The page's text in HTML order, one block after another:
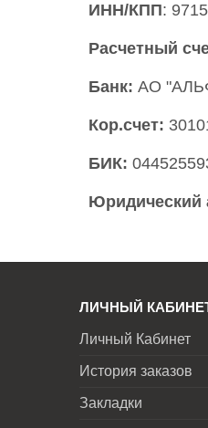
ИНН/КПП:
Расчетный
Банк: АО
Кор.счет:
БИК:
Юридический
ЛИЧНЫЙ
Личный Кабинет
История заказов
Закладки